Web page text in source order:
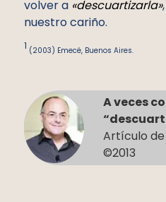
volver a «descuartizarla»
nuestro cariño.
1 (2003) Emecé, Buenos Aires.
A veces
Artículo
©2013